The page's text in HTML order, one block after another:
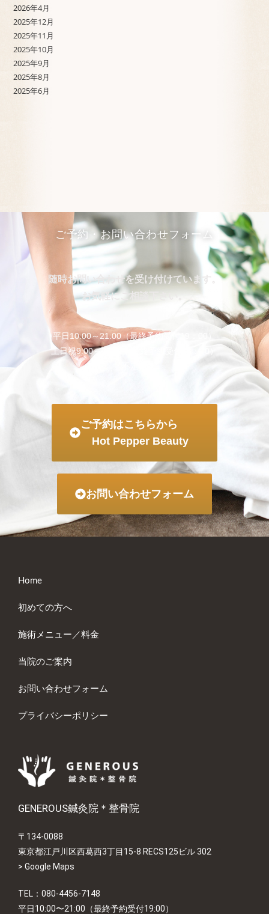
2026年4月
2025年12月
2025年11月
2025年10月
2025年9月
2025年8月
2025年6月
ご予約・お問い合わせフォーム
随時お問い合わせを受け付けています。
お気軽にご相談下さい。
平日10:00～21:00（最終予約受付19：00）
土日祝9:00～21:00（最終予約受付18：00）
ご予約はこちらから
Hot Pepper Beauty
お問い合わせフォーム
Home
初めての方へ
施術メニュー／料金
当院のご案内
お問い合わせフォーム
プライバシーポリシー
GENEROUS鍼灸院＊整骨院
〒134-0088
東京都江戸川区西葛西3丁目15-8 RECS125ビル 302
> Google Maps
TEL：080-4456-7148
平日10:00〜21:00（最終予約受付19:00）